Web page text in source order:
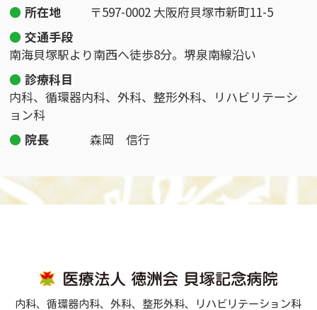
所在地
〒597-0002 大阪府貝塚市新町11-5
交通手段
南海貝塚駅より南西へ徒歩8分。堺泉南線沿い
診療科目
内科、循環器内科、外科、整形外科、リハビリテーシ
ョン科
院長
森岡 信行
内科、循環器内科、外科、整形外科、リハビリテーション科